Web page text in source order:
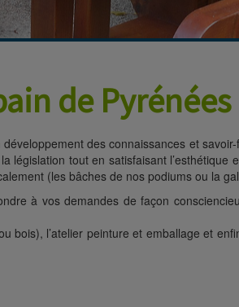
de
développement des connaissances et
tout en satisfaisant l’esthétique
(les bâches de nos podiums ou la
à vos demandes de façon
bois), l’atelier peinture et emballage et